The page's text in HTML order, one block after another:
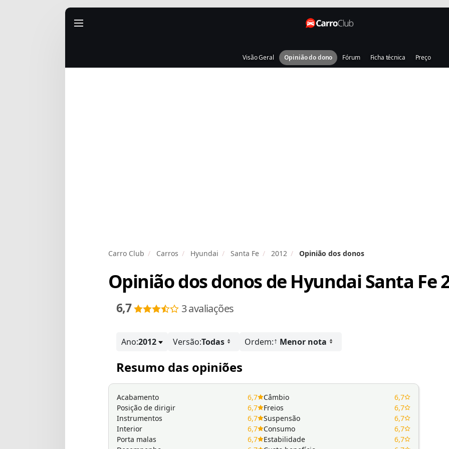
Visão Geral Opinião do dono Fórum Ficha técnica Preço
Carro Club Carros Hyundai Santa Fe 2012 Opinião dos donos
Opinião dos donos de Hyundai Santa Fe
6,7 3 avaliações
Ano:2012 Versão:Todas Ordem:↑ Menor nota
Resumo das opiniões
Acabamento
6,7
Posição de dirigir
6,7
Instrumentos
6,7
Interior
6,7
Porta malas
6,7
Câmbio
6,7
Freios
6,7
Suspensão
6,7
Consumo
6,7
Estabilidade
6,7